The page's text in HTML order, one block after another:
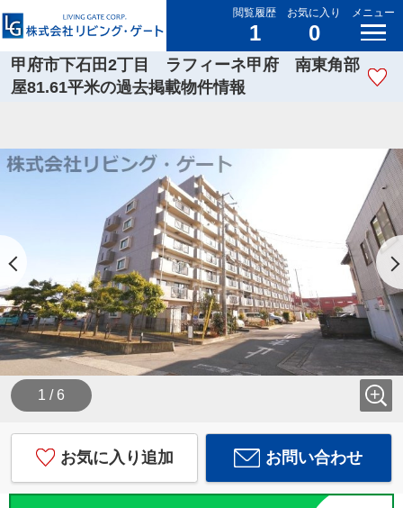
閲覧履歴
1
お気に入り
0
メニュー
甲府市下石田2丁目 ラフィーネ甲府 南東角部
屋81.61平米の過去掲載物件情報
1 / 6
お気に入り追加 お問い合わせ